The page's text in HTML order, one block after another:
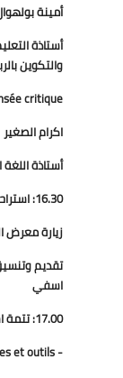
أمينة
أستاذة
والتكوين
critique -
اكرام الصغير
أستاذة
16.30: استراحة شاي
زيارة معرض
تقديم
اسفي
17.00: تتمة اشغال الندوة
- Projet d’éducation aux médias : approches et outils